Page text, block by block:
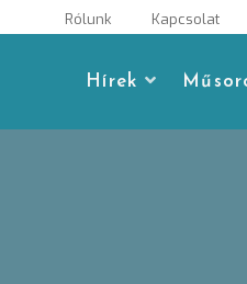
Rólunk Kapcsolat
Hírek